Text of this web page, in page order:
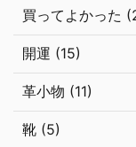
買ってよかった
開運 (15)
革小物 (11)
靴 (5)